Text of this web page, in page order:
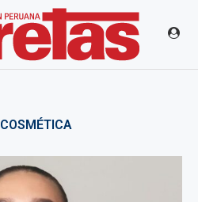
COSMÉTICA